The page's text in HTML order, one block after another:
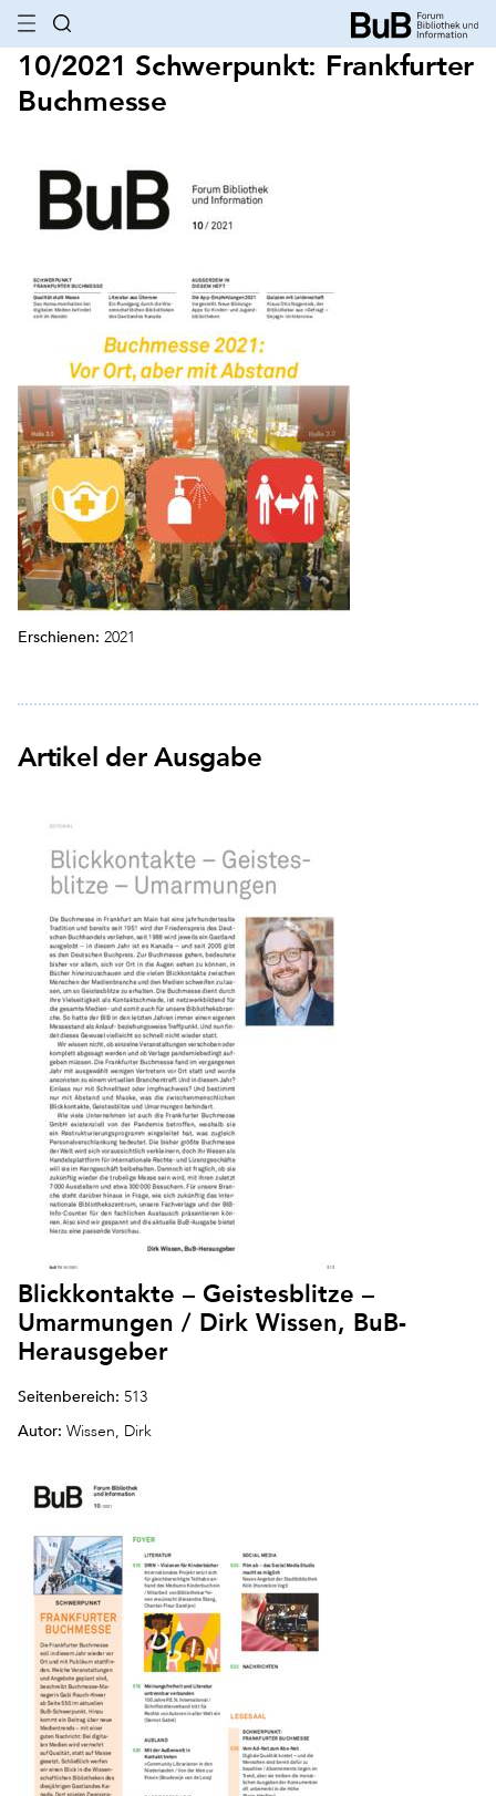
10/2021 Schwerpunkt: Frankfurter
Buchmesse
Erschienen: 2021
Artikel der Ausgabe
Blickkontakte – Geistesblitze –
Umarmungen / Dirk Wissen, BuB-
Herausgeber
Seitenbereich: 513
Autor: Wissen, Dirk